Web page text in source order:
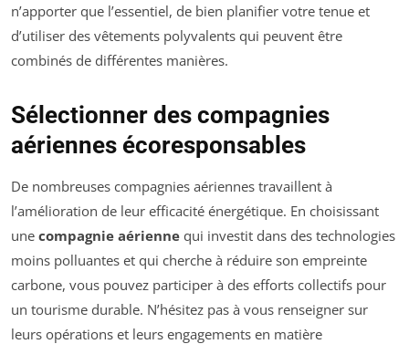
n’apporter que l’essentiel, de bien planifier votre tenue et
d’utiliser des vêtements polyvalents qui peuvent être
combinés de différentes manières.
Sélectionner des compagnies
aériennes écoresponsables
De nombreuses compagnies aériennes travaillent à
l’amélioration de leur efficacité énergétique. En choisissant
une compagnie aérienne qui investit dans des technologies
moins polluantes et qui cherche à réduire son empreinte
carbone, vous pouvez participer à des efforts collectifs pour
un tourisme durable. N’hésitez pas à vous renseigner sur
leurs opérations et leurs engagements en matière